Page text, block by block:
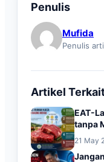
Penulis
Mufida
Penulis
Artikel
EAT-
tanpa
21 May